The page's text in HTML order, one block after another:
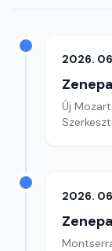
2026.
Új
2026.